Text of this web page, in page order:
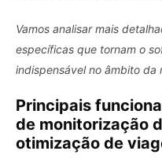
Vamos analisar mais
específicas que tornam o
indispensável no âmbito da
Principais
de monitorização
otimização de